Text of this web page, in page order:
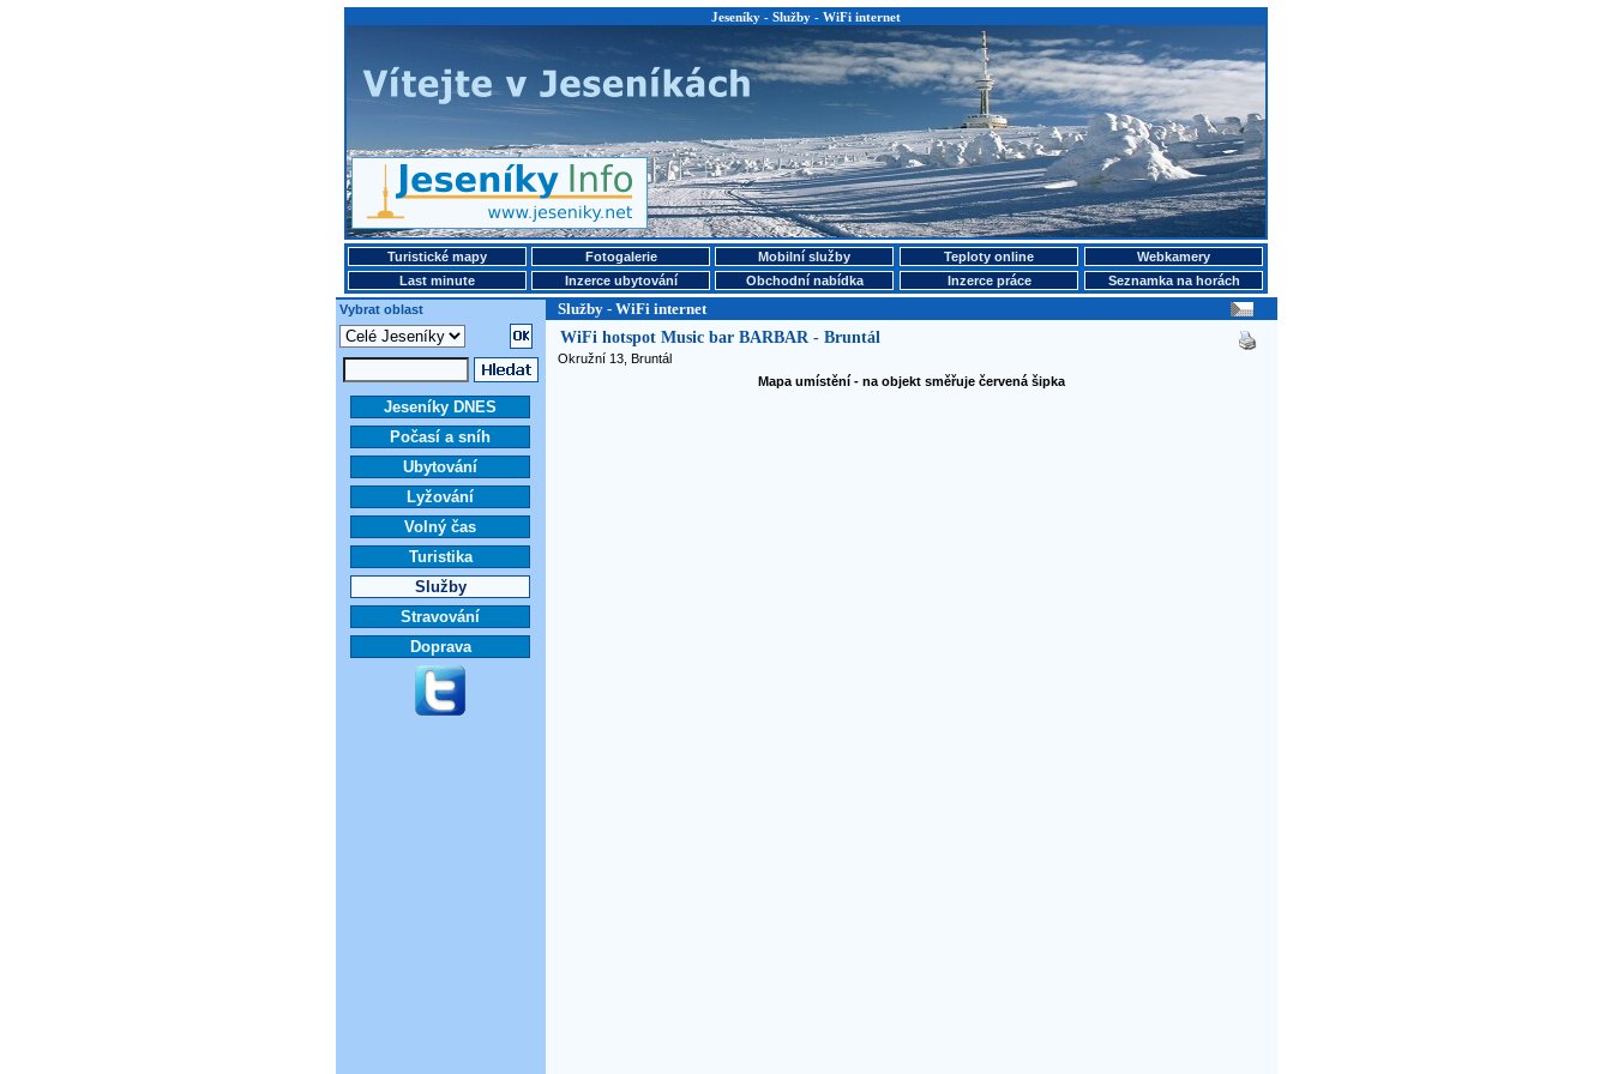
Jeseníky - Služby - WiFi internet
Turistické mapy Fotogalerie Mobilní služby Teploty online
Webkamery
Last minute
Inzerce ubytování Obchodní nabídka Inzerce práce
Seznamka na horách
Vybrat oblast
Služby - WiFi internet
Jeseníky DNES
Počasí a sníh
Ubytování
Lyžování
Volný čas
Turistika
Služby
Stravování
Doprava
WiFi hotspot Music bar BARBAR - Bruntál
Okružní 13, Bruntál
Mapa umístění - na objekt směřuje červená šipka